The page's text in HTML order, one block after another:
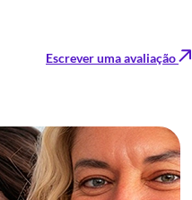
Escrever uma avaliação